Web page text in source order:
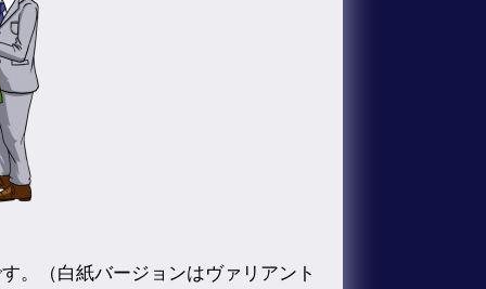
。（白紙バージョンはヴァリアント